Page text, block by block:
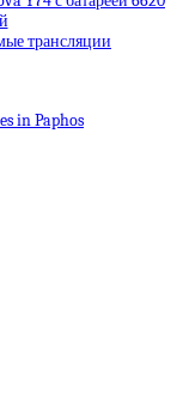
трансляции
in Paphos